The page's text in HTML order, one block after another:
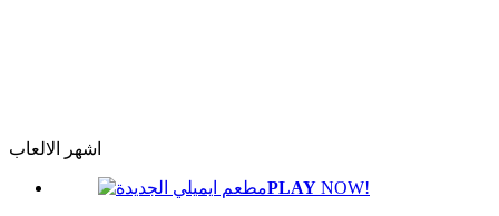
اشهر الالعاب
PLAY NOW!